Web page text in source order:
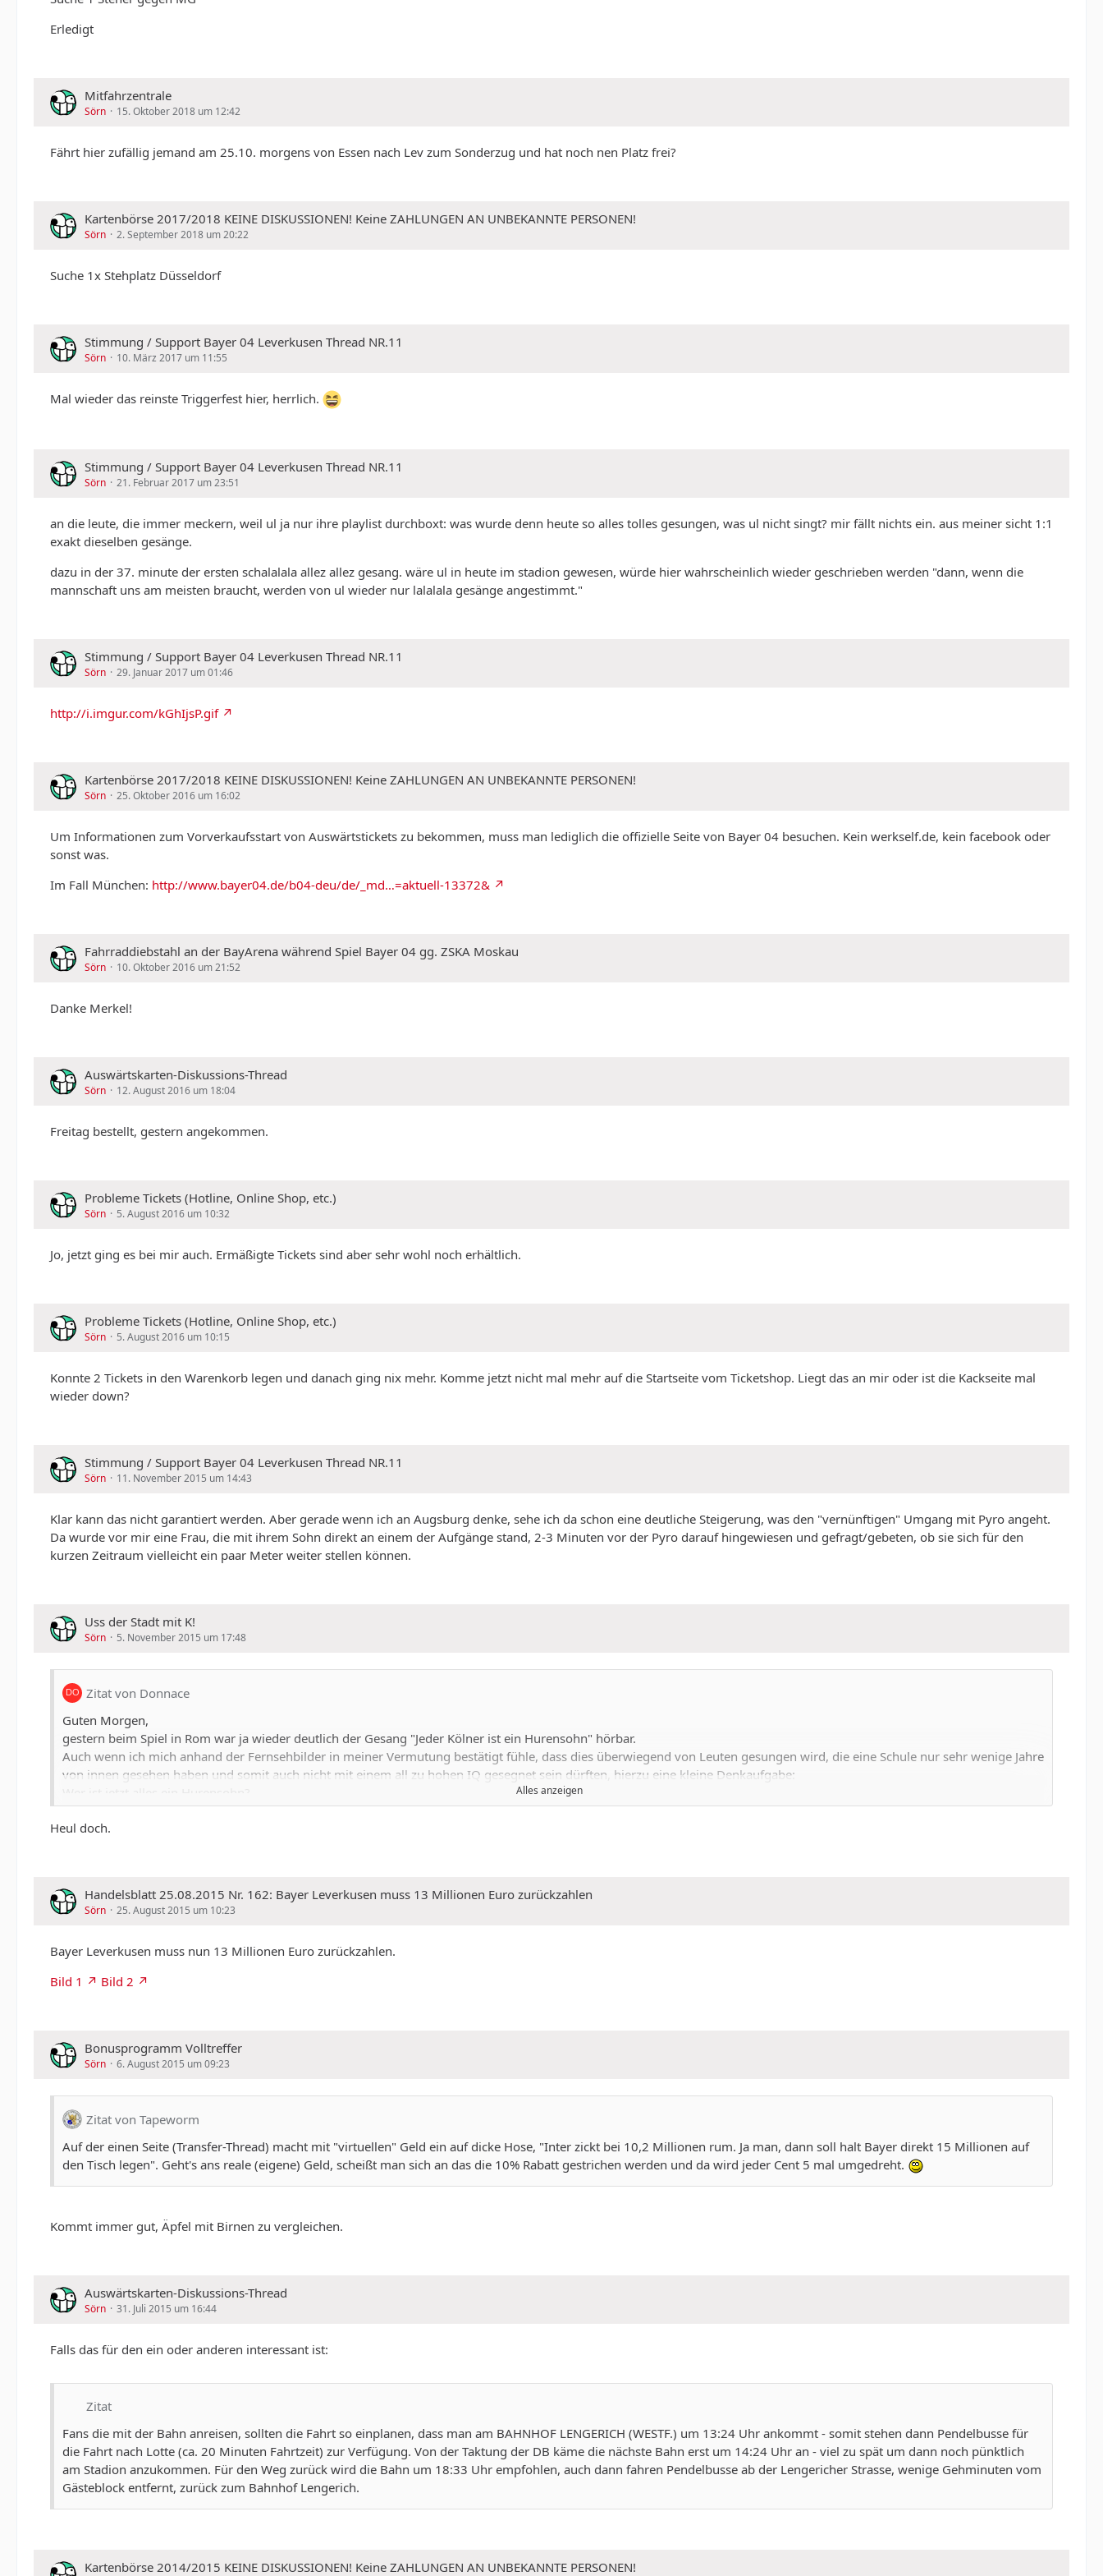
Erledigt
Mitfahrzentrale
Sörn 15. Oktober 2018 um 12:42
Fährt hier zufällig jemand am 25.10. morgens von Essen nach Lev zum Sonderzug und hat noch nen Platz frei?
Kartenbörse 2017/2018 KEINE DISKUSSIONEN! Keine ZAHLUNGEN AN UNBEKANNTE PERSONEN!
Sörn 2. September 2018 um 20:22
Suche 1x Stehplatz Düsseldorf
Stimmung / Support Bayer 04 Leverkusen Thread NR.11
Sörn 10. März 2017 um 11:55
Mal wieder das reinste Triggerfest hier, herrlich.
Stimmung / Support Bayer 04 Leverkusen Thread NR.11
Sörn 21. Februar 2017 um 23:51
an die leute, die immer meckern, weil ul ja nur ihre playlist durchboxt: was wurde denn heute so alles tolles gesungen, was ul nicht singt? mir fällt nichts ein. aus meiner sicht 1:1
exakt dieselben gesänge.
dazu in der 37. minute der ersten schalalala allez allez gesang. wäre ul in heute im stadion gewesen, würde hier wahrscheinlich wieder geschrieben werden "dann, wenn die
mannschaft uns am meisten braucht, werden von ul wieder nur lalalala gesänge angestimmt."
Stimmung / Support Bayer 04 Leverkusen Thread NR.11
Sörn 29. Januar 2017 um 01:46
http://i.imgur.com/kGhIjsP.gif
Kartenbörse 2017/2018 KEINE DISKUSSIONEN! Keine ZAHLUNGEN AN UNBEKANNTE PERSONEN!
Sörn 25. Oktober 2016 um 16:02
Um Informationen zum Vorverkaufsstart von Auswärtstickets zu bekommen, muss man lediglich die offizielle Seite von Bayer 04 besuchen. Kein werkself.de, kein facebook oder
sonst was.
Im Fall München: http://www.bayer04.de/b04-deu/de/_md…=aktuell-13372&
Fahrraddiebstahl an der BayArena während Spiel Bayer 04 gg. ZSKA Moskau
Sörn 10. Oktober 2016 um 21:52
Danke Merkel!
Auswärtskarten-Diskussions-Thread
Sörn 12. August 2016 um 18:04
Freitag bestellt, gestern angekommen.
Probleme Tickets (Hotline, Online Shop, etc.)
Sörn 5. August 2016 um 10:32
Jo, jetzt ging es bei mir auch. Ermäßigte Tickets sind aber sehr wohl noch erhältlich.
Probleme Tickets (Hotline, Online Shop, etc.)
Sörn 5. August 2016 um 10:15
Konnte 2 Tickets in den Warenkorb legen und danach ging nix mehr. Komme jetzt nicht mal mehr auf die Startseite vom Ticketshop. Liegt das an mir oder ist die Kackseite mal
wieder down?
Stimmung / Support Bayer 04 Leverkusen Thread NR.11
Sörn 11. November 2015 um 14:43
Klar kann das nicht garantiert werden. Aber gerade wenn ich an Augsburg denke, sehe ich da schon eine deutliche Steigerung, was den "vernünftigen" Umgang mit Pyro angeht.
Da wurde vor mir eine Frau, die mit ihrem Sohn direkt an einem der Aufgänge stand, 2-3 Minuten vor der Pyro darauf hingewiesen und gefragt/gebeten, ob sie sich für den
kurzen Zeitraum vielleicht ein paar Meter weiter stellen können.
Uss der Stadt mit K!
Sörn 5. November 2015 um 17:48
Zitat von Donnace
Guten Morgen,
gestern beim Spiel in Rom war ja wieder deutlich der Gesang "Jeder Kölner ist ein Hurensohn" hörbar.
Auch wenn ich mich anhand der Fernsehbilder in meiner Vermutung bestätigt fühle, dass dies überwiegend von Leuten gesungen wird, die eine Schule nur sehr wenige Jahre
von innen gesehen haben und somit auch nicht mit einem all zu hohen IQ gesegnet sein dürften, hierzu eine kleine Denkaufgabe:
a) Jeder Kölner
b) Jeder Kölner der FC Fan ist
Dauerkarteninhaber).
Ist denn eigentlich auch ein Leverkusener ein Hurensohn der FC Fan ist? Jetzt wird es schwierig für eure bereits im Anschlag laufenden Hohlköpfe....
Oder vielleicht doch. Jeder Leverkusener ist ein Mensch.
Grüße aus der Weltstadt mit K.!
Alles anzeigen
Heul doch.
Handelsblatt 25.08.2015 Nr. 162: Bayer Leverkusen muss 13 Millionen Euro zurückzahlen
Sörn 25. August 2015 um 10:23
Bayer Leverkusen muss nun 13 Millionen Euro zurückzahlen.
Bild 1
Bild 2
Bonusprogramm Volltreffer
Sörn 6. August 2015 um 09:23
Zitat von Tapeworm
Auf der einen Seite (Transfer-Thread) macht mit "virtuellen" Geld ein auf dicke Hose, "Inter zickt bei 10,2 Millionen rum. Ja man, dann soll halt Bayer direkt 15 Millionen auf
den Tisch legen". Geht's ans reale (eigene) Geld, scheißt man sich an das die 10% Rabatt gestrichen werden und da wird jeder Cent 5 mal umgedreht.
Kommt immer gut, Äpfel mit Birnen zu vergleichen.
Auswärtskarten-Diskussions-Thread
Sörn 31. Juli 2015 um 16:44
Falls das für den ein oder anderen interessant ist:
Zitat
Fans die mit der Bahn anreisen, sollten die Fahrt so einplanen, dass man am BAHNHOF LENGERICH (WESTF.) um 13:24 Uhr ankommt - somit stehen dann Pendelbusse für
die Fahrt nach Lotte (ca. 20 Minuten Fahrtzeit) zur Verfügung. Von der Taktung der DB käme die nächste Bahn erst um 14:24 Uhr an - viel zu spät um dann noch pünktlich
am Stadion anzukommen. Für den Weg zurück wird die Bahn um 18:33 Uhr empfohlen, auch dann fahren Pendelbusse ab der Lengericher Strasse, wenige Gehminuten vom
Gästeblock entfernt, zurück zum Bahnhof Lengerich.
Kartenbörse 2014/2015 KEINE DISKUSSIONEN! Keine ZAHLUNGEN AN UNBEKANNTE PERSONEN!